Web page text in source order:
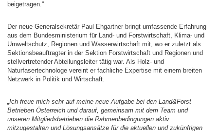
beigetragen.“
Der neue Generalsekretär Paul Ehgartner bringt umfassende Erfahrung
aus dem Bundesministerium für Land- und Forstwirtschaft, Klima- und
Umweltschutz, Regionen und Wasserwirtschaft mit, wo er zuletzt als
Sektionsbeauftragter in der Sektion Forstwirtschaft und Regionen und
stellvertretender Abteilungsleiter tätig war. Als Holz- und
Naturfasertechnologe vereint er fachliche Expertise mit einem breiten
Netzwerk in Politik und Wirtschaft.
„Ich freue mich sehr auf meine neue Aufgabe bei den Land&Forst
Betrieben Österreich und darauf, gemeinsam mit dem Team und
unseren Mitgliedsbetrieben die Rahmenbedingungen aktiv
mitzugestalten und Lösungsansätze für die aktuellen und zukünftigen